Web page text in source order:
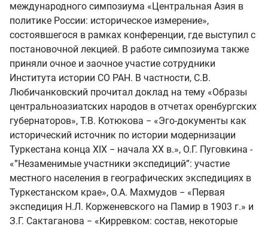
международного симпозиума «Центральная Азия в
политике России: историческое измерение»,
состоявшегося в рамках конференции, где выступил с
постановочной лекцией. В работе симпозиума также
приняли очное и заочное участие сотрудники
Института истории СО РАН. В частности, С.В.
Любичанковский прочитал доклад на тему «Образы
центральноазиатских народов в отчетах оренбургских
губернаторов», Т.В. Котюкова − «Эго-документы как
исторический источник по истории модернизации
Туркестана конца XIX − начала ХХ в.», О.Г. Пуговкина -
«”Незаменимые участники экспедиций”: участие
местного населения в географических экспедициях в
Туркестанском крае», О.А. Махмудов − «Первая
экспедиция Н.Л. Корженевского на Памир в 1903 г.» и
З.Г. Сактаганова − «Кирревком: состав, некоторые